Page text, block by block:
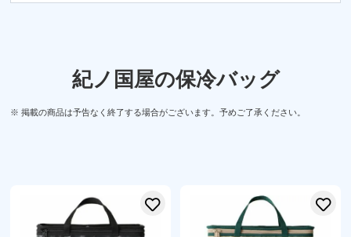
紀ノ国屋の保冷バッグ
※ 掲載の商品は予告なく終了する場合がございます。予めご了承ください。
お気に入りに登録する